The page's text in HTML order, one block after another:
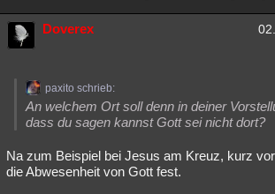
Doverex
paxito schrieb:
An welchem Ort soll denn in deiner
dass du sagen kannst Gott sei nicht dort?
Na zum Beispiel bei Jesus am Kreuz, kurz
die Abwesenheit von Gott fest.